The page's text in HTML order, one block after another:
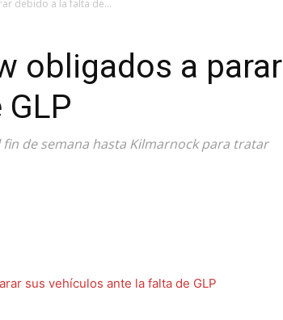
debido a la falta de...
obligados a parar
de semana hasta Kilmarnock para tratar